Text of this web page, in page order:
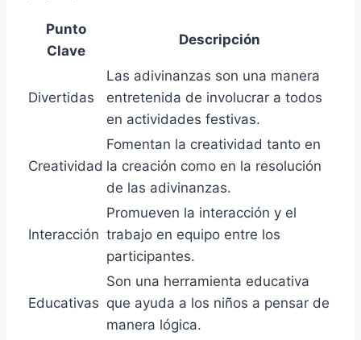
Punto
Clave
Descripción
Divertidas
Las adivinanzas son una manera
entretenida de involucrar a todos
en actividades festivas.
Creatividad
Fomentan la creatividad tanto en
la creación como en la resolución
de las adivinanzas.
Interacción
Promueven la interacción y el
trabajo en equipo entre los
participantes.
Educativas
Son una herramienta educativa
que ayuda a los niños a pensar de
manera lógica.